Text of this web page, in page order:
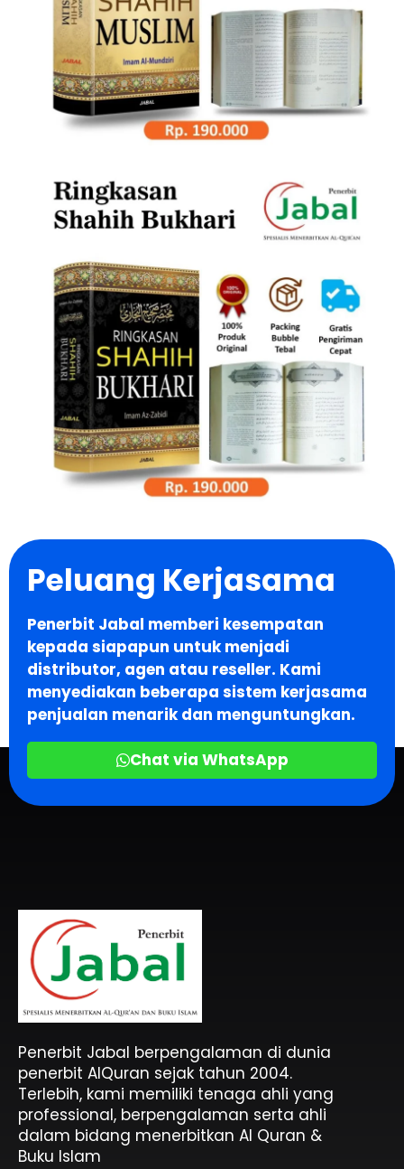
Peluang Kerjasama
Penerbit Jabal memberi kesempatan
kepada siapapun untuk menjadi
distributor, agen atau reseller. Kami
menyediakan beberapa sistem kerjasama
penjualan menarik dan menguntungkan.
Chat via WhatsApp
Penerbit Al Quran & Buku Islam Berpengalaman Sejak 2004
Penerbit Jabal berpengalaman di dunia
penerbit AlQuran sejak tahun 2004.
Terlebih, kami memiliki tenaga ahli yang
professional, berpengalaman serta ahli
dalam bidang menerbitkan Al Quran &
Buku Islam